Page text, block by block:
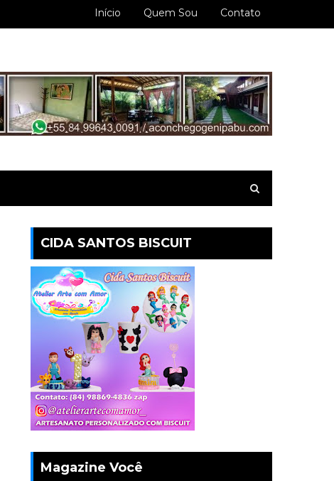
Início Quem Sou Contato
CIDA SANTOS BISCUIT
Magazine Você